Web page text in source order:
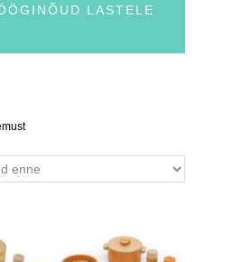
LASTELE